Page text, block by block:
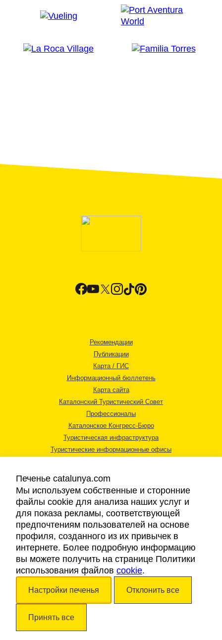
Рекомендации
Публикации
Карта / ГИС
Информационный бюллетень
Карта сайта
Каталонский Туристический Совет
Профессионалы
Каталонское Конгресс-Бюро
Туристическая инфраструктура
Туристические информационные офисы
Правовая информация
Cookies
Доступность
Авторские права © 2026. Каталонский Туристический Совет. Все права
Печенье catalunya.com
Мы используем собственные и сторонние
файлы cookie для анализа наших услуг и
для показа рекламы, соответствующей
предпочтениям пользователей на основе
профиля, созданного из их привычек в
интернете. Более подробную информацию
вы можете получить на странице Политики
использования файлов cookie.
Настройки печенья Отклонить все
Принять все